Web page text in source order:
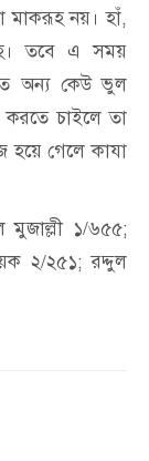
মাকরূহ নয়। হাঁ,
তবে এ সময়
অন্য কেউ ভুল
চাইলে তা
হয়ে গেলে কাযা
মুজাল্লী ১/৬৫৫;
২/২৫১; রদ্দুল